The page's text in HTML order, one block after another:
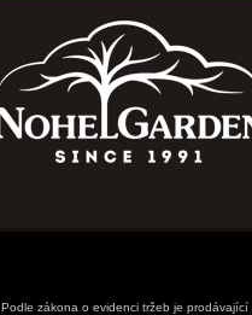
Podle zákona o evidenci tržeb je